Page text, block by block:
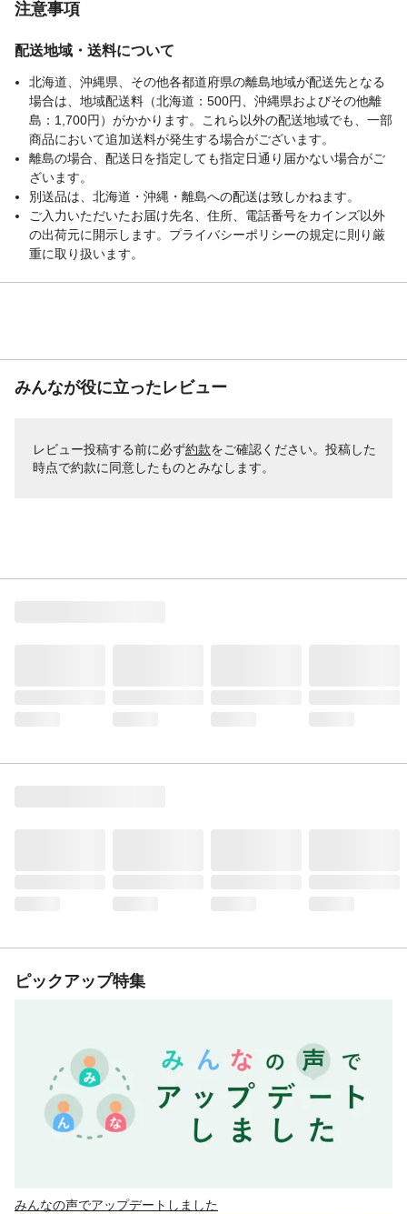
注意事項
配送地域・送料について
北海道、沖縄県、その他各都道府県の離島地域が配送先となる
場合は、地域配送料（北海道：500円、沖縄県およびその他離
島：1,700円）がかかります。これら以外の配送地域でも、一部
商品において追加送料が発生する場合がございます。
離島の場合、配送日を指定しても指定日通り届かない場合がご
ざいます。
別送品は、北海道・沖縄・離島への配送は致しかねます。
ご入力いただいたお届け先名、住所、電話番号をカインズ以外
の出荷元に開示します。プライバシーポリシーの規定に則り厳
重に取り扱います。
みんなが役に立ったレビュー
レビュー投稿する前に必ず約款をご確認ください。投稿した
時点で約款に同意したものとみなします。
ピックアップ特集
みんなの声でアップデートしました